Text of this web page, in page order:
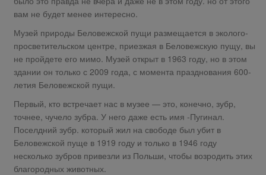
вам не будет менее интересно.
Музей природы Беловежской пущи размещается в эколого-
просветительском центре, приезжая в Беловежскую пущу, вы
не пройдете его мимо. Музей открыт в 1963 году, но в этом
здании он только с 2009 года, с момента празднования 600-
летия Беловежской пущи.
Первый, кто встречает нас в музее — это, конечно, зубр,
точнее, чучело зубра. У него даже есть имя -Пугинал.
Поселдний зубр. который жил на свободе был убит в
Беловежской пуще в 1919 году и только в 1946 году
несколько зубров привезли из Польши, чтобы возродить этих
благородных животных.